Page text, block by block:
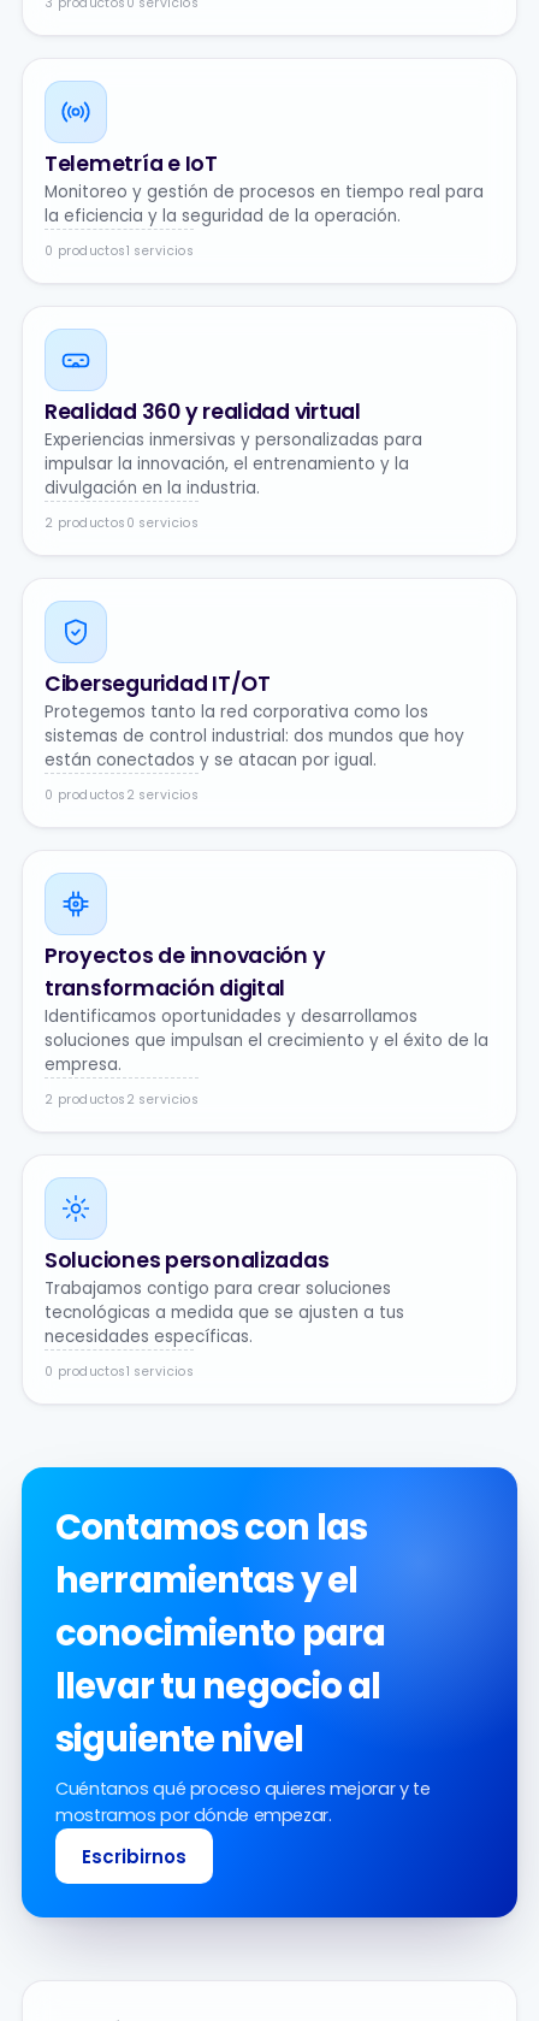
Telemetría e IoT
Monitoreo y gestión de procesos en tiempo real para
la eficiencia y la seguridad de la operación.
0 productos1 servicios
Realidad 360 y realidad virtual
Experiencias inmersivas y personalizadas para
impulsar la innovación, el entrenamiento y la
divulgación en la industria.
2 productos 0 servicios
Ciberseguridad IT/OT
Protegemos tanto la red corporativa como los
sistemas de control industrial: dos mundos que hoy
están conectados y se atacan por igual.
0 productos 2 servicios
Proyectos de innovación y
transformación digital
Identificamos oportunidades y desarrollamos
soluciones que impulsan el crecimiento y el éxito de la
empresa.
2 productos 2 servicios
Soluciones personalizadas
Trabajamos contigo para crear soluciones
tecnológicas a medida que se ajusten a tus
necesidades específicas.
0 productos1 servicios
Contamos con las
herramientas y el
conocimiento para
llevar tu negocio al
siguiente nivel
Cuéntanos qué proceso quieres mejorar y te
mostramos por dónde empezar.
Escribirnos